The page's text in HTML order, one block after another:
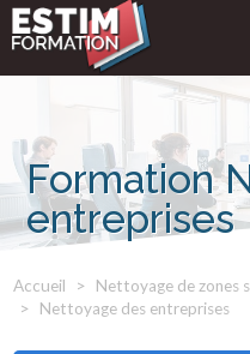
Formation
entreprises
Accueil
Nettoyage de zones
Nettoyage des entreprises